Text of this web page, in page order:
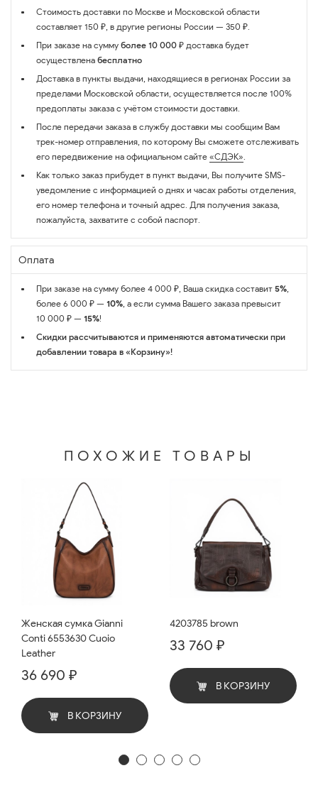
Стоимость доставки по Москве и Московской области
составляет 150 ₽, в другие регионы России — 350 ₽.
При заказе на сумму более 10 000 ₽ доставка будет
осуществлена бесплатно
Доставка в пункты выдачи, находящиеся в регионах России за
пределами Московской области, осуществляется после 100%
предоплаты заказа с учётом стоимости доставки.
После передачи заказа в службу доставки мы сообщим Вам
трек-номер отправления, по которому Вы сможете отслеживать
его передвижение на официальном сайте «СДЭК».
Как только заказ прибудет в пункт выдачи, Вы получите SMS-
уведомление с информацией о днях и часах работы отделения,
его номер телефона и точный адрес. Для получения заказа,
пожалуйста, захватите с собой паспорт.
Оплата
При заказе на сумму более 4 000 ₽, Ваша скидка составит 5%,
более 6 000 ₽ — 10%, а если сумма Вашего заказа превысит
10 000 ₽ — 15%!
Скидки рассчитываются и применяются автоматически при
добавлении товара в «Корзину»!
ПОХОЖИЕ ТОВАРЫ
Женская сумка Gianni
Conti 6553630 Cuoio
Leather
36 690 ₽
В КОРЗИНУ
4203785 brown
33 760 ₽
В КОРЗИНУ